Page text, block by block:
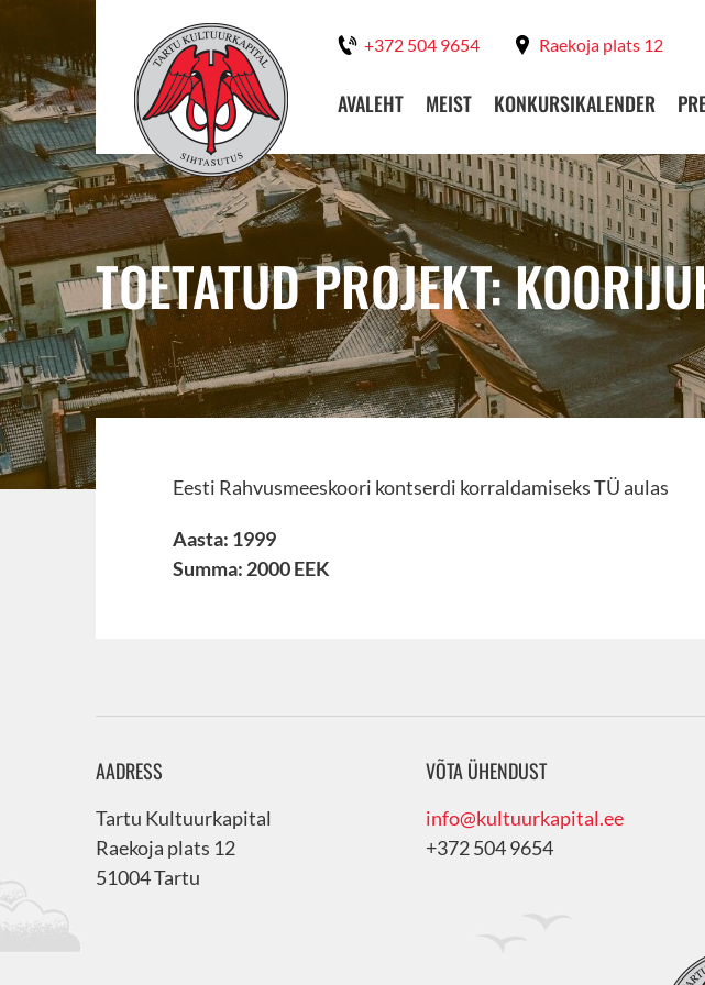
+372 504 9654 Raekoja plats 12
AVALEHT MEIST KONKURSIKALENDER
TOETATUD PROJEKT:
Eesti Rahvusmeeskoori kontserdi korraldamiseks TÜ aulas
Aasta: 1999
Summa: 2000 EEK
AADRESS
Tartu Kultuurkapital
Raekoja plats 12
51004 Tartu
VÕTA ÜHENDUST
info@kultuurkapital.ee
+372 504 9654